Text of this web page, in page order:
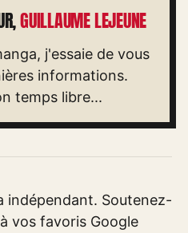
GUILLAUME LEJEUNE
j'essaie de vous
informations.
temps libre...
indépendant. Soutenez-
vos favoris Google